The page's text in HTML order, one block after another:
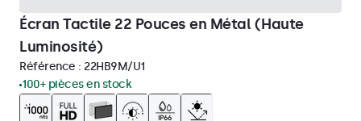
Écran Tactile 22 Pouces en Métal (Haute
Luminosité)
Référence : 22HB9M/U1
100+ pièces en stock